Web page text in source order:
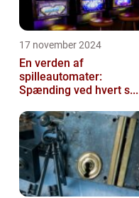
17 november 2024
En verden af
spilleautomater:
Spænding ved hvert s...